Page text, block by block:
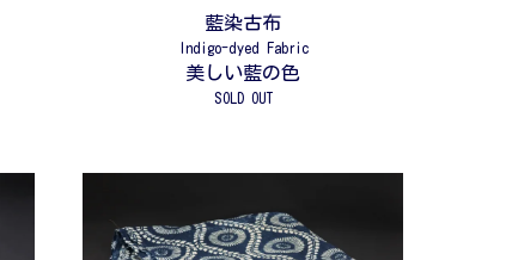
藍染古布
Indigo-dyed Fabric
美しい藍の色
SOLD OUT